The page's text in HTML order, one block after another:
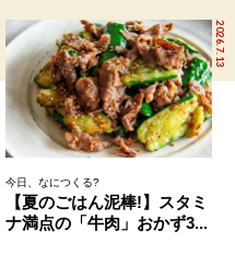
2026.7.13
今日、なにつくる?
【夏のごはん泥棒!】スタミ
ナ満点の「牛肉」おかず3...